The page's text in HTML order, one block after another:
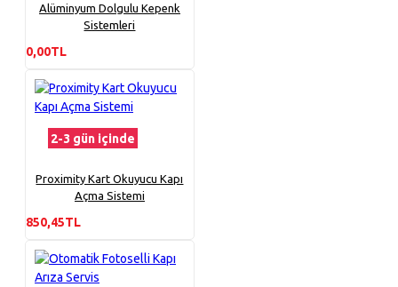
Alüminyum Dolgulu Kepenk
Sistemleri
0,00TL
2-3 gün içinde
Proximity Kart Okuyucu Kapı
Açma Sistemi
850,45TL